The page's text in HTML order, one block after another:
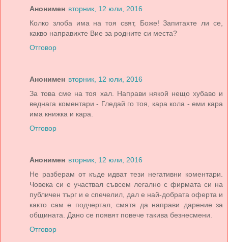
Анонимен вторник, 12 юли, 2016
Колко злоба има на тоя свят, Боже! Запитахте ли се,
какво направихте Вие за родните си места?
Отговор
Анонимен вторник, 12 юли, 2016
За това сме на тоя хал. Направи някой нещо хубаво и
веднага коментари - Гледай го тоя, кара кола - еми кара
има книжка и кара.
Отговор
Анонимен вторник, 12 юли, 2016
Не разберам от къде идват тези негативни коментари.
Човека си е участвал съвсем легално с фирмата си на
публичен търг и е спечелил, дал е най-добрата оферта и
както сам е подчертал, смятя да направи дарение за
общината. Дано се появят повече такива безнесмени.
Отговор